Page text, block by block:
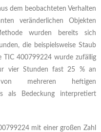
dem beobachteten Verhalten
veränderlichen Objekten
wurden bereits sich
die beispielsweise Staub
TIC 400799224 wurde zufällig
vier Stunden fast 25 % an
mehreren heftigen
als Bedeckung interpretiert
mit einer großen Zahl